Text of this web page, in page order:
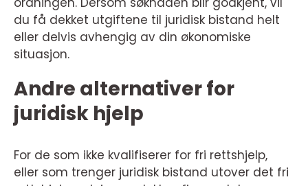
du få dekket utgiftene til juridisk bistand helt
eller delvis avhengig av din økonomiske
situasjon.
Andre alternativer for
juridisk hjelp
For de som ikke kvalifiserer for fri rettshjelp,
eller som trenger juridisk bistand utover det fri